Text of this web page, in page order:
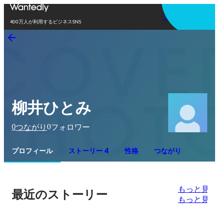
400万人が利用するビジネスSNS
アプリを使う
柳井ひとみ
0つながり 0フォロワー
プロフィール ストーリー 4 性格 つながり
最近のストーリー
もっと見る
もっと見る